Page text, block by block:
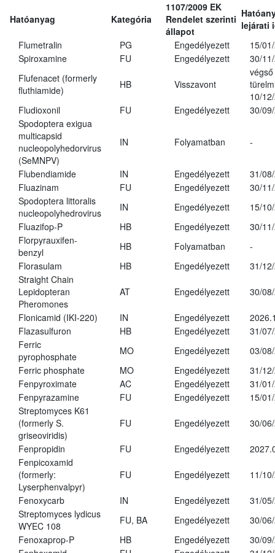
Hatóanyag Kategória
1107/2009 EK
Rendelet szerinti
állapot
lejárati
Flumetralin
PG Engedélyezett
15/
Spiroxamine
FU Engedélyezett
30/
Flufenacet (formerly
fluthiamide)
HB Visszavont
végső
10/
Fludioxonil
FU Engedélyezett
30/
Spodoptera exigua
multicapsid
nucleopolyhedorvirus
(SeMNPV)
IN Folyamatban -
Flubendiamide IN Engedélyezett
31/
Fluazinam
FU Engedélyezett
30/
Spodoptera littoralis
nucleopolyhedrovirus
IN Engedélyezett
15/
Fluazifop-P
HB Engedélyezett
30/
Florpyrauxifen-
benzyl
HB Folyamatban
-
Florasulam
HB Engedélyezett
31/
Straight Chain
Lepidopteran
Pheromones
AT Engedélyezett 30/
Flonicamid (IKI-220) IN Engedélyezett
Flazasulfuron
HB Engedélyezett
31/
Ferric
pyrophosphate
MO Engedélyezett
03/
Ferric phosphate
MO Engedélyezett
31/
Fenpyroximate
AC Engedélyezett
31/
Fenpyrazamine
FU Engedélyezett
15/
Streptomyces K61
(formerly S.
griseoviridis)
FU Engedélyezett 30/
Fenpropidin FU Engedélyezett
Fenpicoxamid
(formerly:
Lyserphenvalpyr)
FU Engedélyezett 11/
Fenoxycarb IN Engedélyezett
31/
Streptomyces lydicus
WYEC 108
FU, BA Engedélyezett
30/
Fenoxaprop-P
HB Engedélyezett
30/